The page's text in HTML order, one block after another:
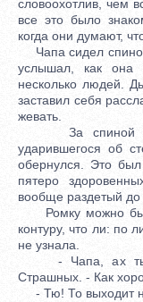
словоохотлив, чем
все это было
когда они думают,
Чапа сидел
услышал, как она
несколько людей.
заставил себя
жевать.
За спиной
ударившегося об
обернулся. Это был
пятеро
вообще раздетый до
Ромку можно
контуру, что ли: по
не узнала.
- Чапа, ах ты
Страшных. - Как
- Тю! То выходит